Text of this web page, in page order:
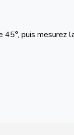
45°, puis mesurez